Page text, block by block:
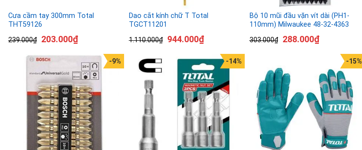
Cưa cầm tay 300mm Total
THT59126
239.000₫ 203.000₫
Dao cắt kính chữ T Total
TGCT11201
1.110.000₫ 944.000₫
Bộ 10 mũi đầu vặn vít dài (PH1-
110mm) Milwaukee 48-32-4363
303.000₫ 288.000₫
-9% -14% -15%